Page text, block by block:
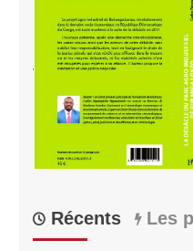
Récents Les